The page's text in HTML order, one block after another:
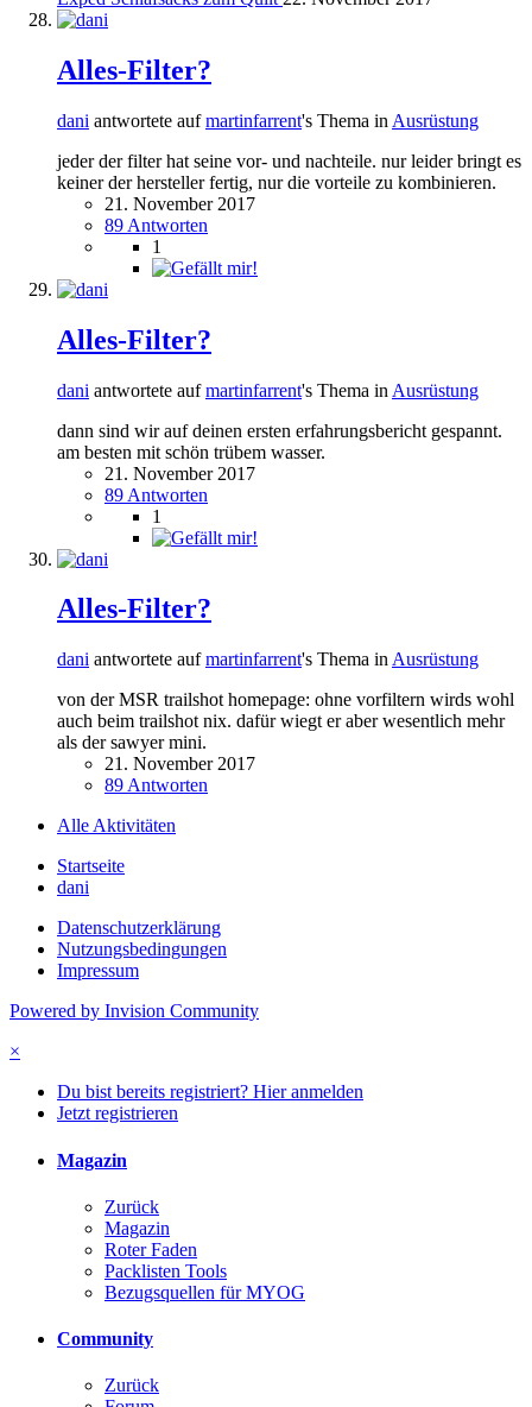
Alles-Filter?
dani antwortete aufmartinfarrent's Thema in Ausrüstung
jeder der filter hat seine vor- und nachteile. nur leider bringt es
keiner der hersteller fertig, nur die vorteile zu kombinieren.
21. November 2017
89 Antworten
1
Alles-Filter?
dani antwortete aufmartinfarrent's Thema in Ausrüstung
dann sind wir auf deinen ersten erfahrungsbericht gespannt.
am besten mit schön trübem wasser.
21. November 2017
89 Antworten
1
Alles-Filter?
dani antwortete aufmartinfarrent's Thema in Ausrüstung
von der MSR trailshot homepage: ohne vorfiltern wirds wohl
auch beim trailshot nix. dafür wiegt er aber wesentlich mehr
als der sawyer mini.
21. November 2017
89 Antworten
Alle Aktivitäten
Startseite
dani
Datenschutzerklärung
Nutzungsbedingungen
Impressum
Powered by Invision Community
×
Du bist bereits registriert? Hier anmelden
Jetzt registrieren
Magazin
Zurück
Magazin
Roter Faden
Packlisten Tools
Bezugsquellen für MYOG
Community
Zurück